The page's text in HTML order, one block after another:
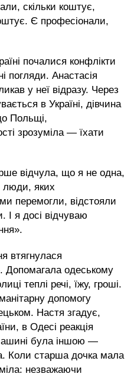
скільки коштує,
Є професіонали,
почалися конфлікти
погляди. Анастасія
у неї відразу. Через
в Україні, дівчина
Польщі,
зрозуміла — їхати
відчула, що я не одна,
яких
перемогли, відстояли
І я досі відчуваю
втягнулася
Допомагала одеському
теплі речі, їжу, гроші.
допомогу
Настя згадує,
в Одесі реакція
була іншою —
Коли старша дочка мала
незважаючи